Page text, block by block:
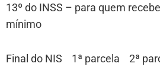
13º do INSS – para quem
mínimo
Final do NIS 1ª parcela 2ª